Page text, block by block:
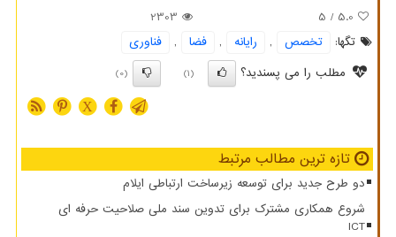
5.0
/ 5
2303
تگها:
تخصص , رایانه , فضا ,
فناوری
مطلب را می پسندید؟
(1)
(0)
X
تازه ترین مطالب مرتبط
دو طرح جدید برای توسعه زیرساخت ارتباطی ایلام
شروع همکاری مشترک برای تدوین سند ملی صلاحیت حرفه ای
ICT